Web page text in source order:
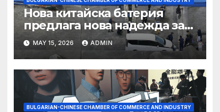
Нова китайска батерия
предлага нова надежда за
съхранение на водород
MAY 15, 2026 ADMIN
BULGARIAN-CHINESE CHAMBER OF COMMERCE AND INDUSTRY